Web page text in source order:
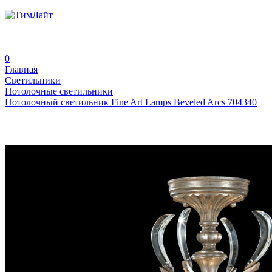
0
Главная
Светильники
Потолочные светильники
Потолочный светильник Fine Art Lamps Beveled Arcs 704340